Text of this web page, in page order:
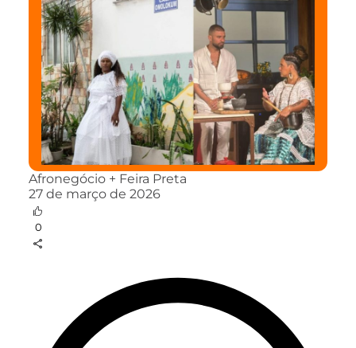
Afronegócio + Feira Preta
27 de março de 2026
0